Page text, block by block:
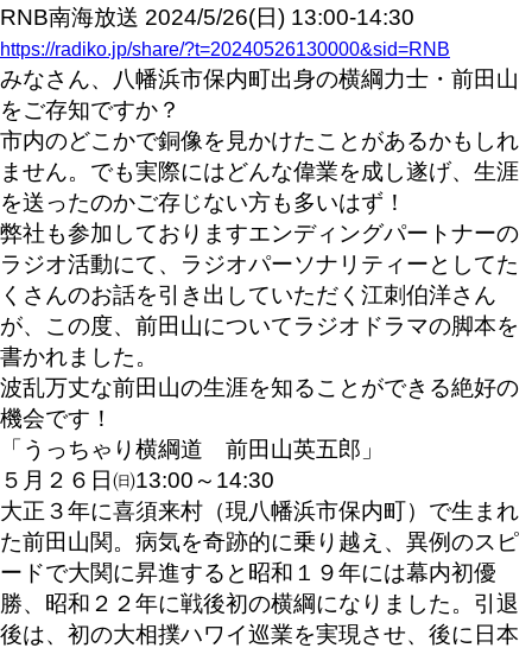
RNB南海放送 2024/5/26(日) 13:00-14:30
https://radiko.jp/share/?t=20240526130000&sid=RNB
みなさん、八幡浜市保内町出身の横綱力士・前田山
をご存知ですか？
市内のどこかで銅像を見かけたことがあるかもしれ
ません。 でも実際にはどんな偉業を成し遂げ、生涯
を送ったのかご存じない方も多いはず！
弊社も参加しておりますエンディングパートナーの
ラジオ活動にて、ラジオパーソナリティーとしてた
くさんのお話を引き出していただく江刺伯洋さん
が、この度、前田山についてラジオドラマの脚本を
書かれました。
波乱万丈な前田山の生涯を知ることができる絶好の
機会です！
「うっちゃり横綱道 前田山英五郎」
５月２６日㈰13:00～14:30
大正３年に喜須来村（現八幡浜市保内町）で生まれ
た前田山関。 病気を奇跡的に乗り越え、異例のスピ
ードで大関に昇進すると昭和１９年には幕内初優
勝、昭和２２年に戦後初の横綱になりました。引退
後は、初の大相撲ハワイ巡業を実現させ、後に日本